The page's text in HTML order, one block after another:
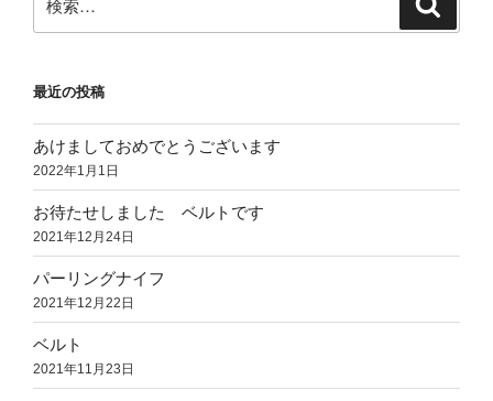
索:
最近の投稿
あけましておめでとうございます
2022年1月1日
お待たせしました ベルトです
2021年12月24日
パーリングナイフ
2021年12月22日
ベルト
2021年11月23日